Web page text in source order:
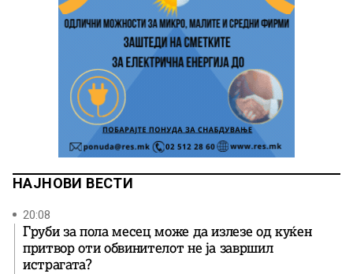
НАЈНОВИ ВЕСТИ
20:08
Груби за пола месец може да излезе од куќен
притвор оти обвинителот не ја завршил
истрагата?